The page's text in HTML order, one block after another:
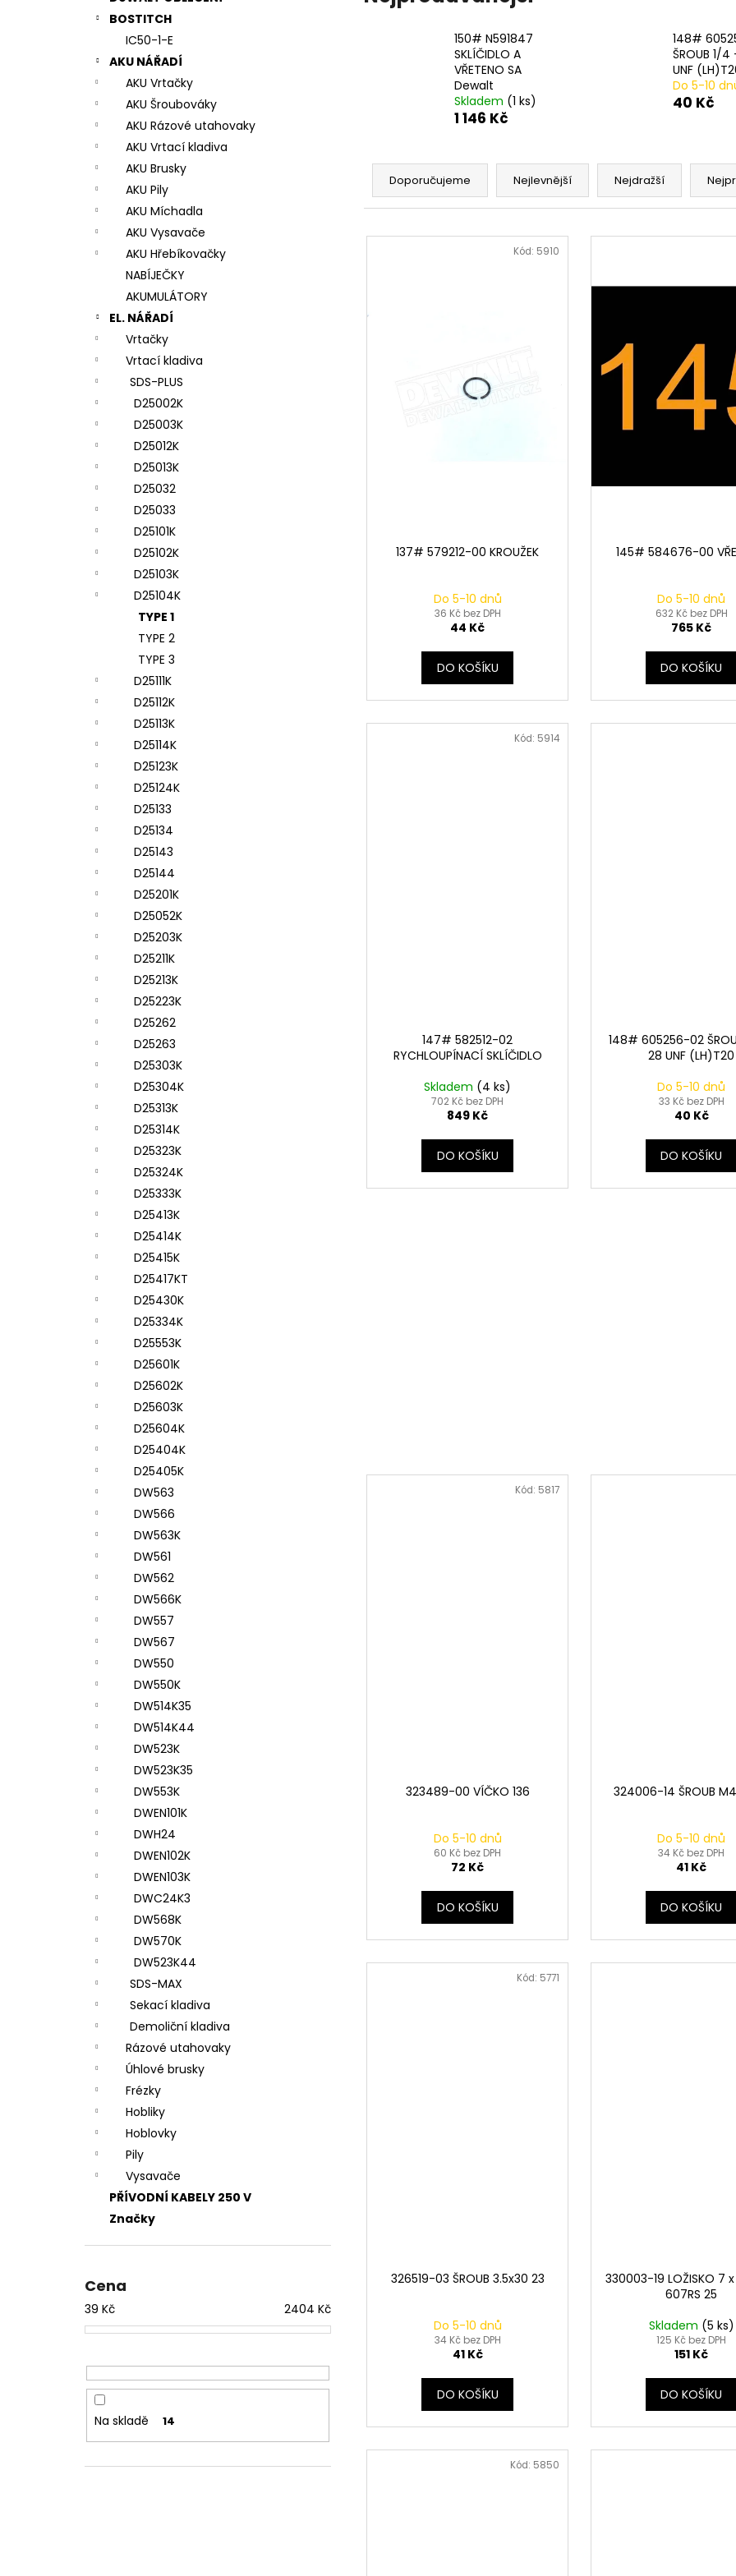
BOSTITCH
IC50-1-E
AKU NÁŘADÍ
AKU Vrtačky
AKU Šroubováky
AKU Rázové utahovaky
AKU Vrtací kladiva
AKU Brusky
AKU Pily
AKU Míchadla
AKU Vysavače
AKU Hřebíkovačky
NABÍJEČKY
AKUMULÁTORY
EL. NÁŘADÍ
Vrtačky
Vrtací kladiva
SDS-PLUS
D25002K
D25003K
D25012K
D25013K
D25032
D25033
D25101K
D25102K
D25103K
D25104K
TYPE 1
TYPE 2
TYPE 3
D25111K
D25112K
D25113K
D25114K
D25123K
D25124K
D25133
D25134
D25143
D25144
D25201K
D25052K
D25203K
D25211K
D25213K
D25223K
D25262
D25263
D25303K
D25304K
D25313K
D25314K
D25323K
D25324K
D25333K
D25413K
D25414K
D25415K
D25417KT
D25430K
D25334K
D25553K
D25601K
D25602K
D25603K
D25604K
D25404K
D25405K
DW563
DW566
DW563K
DW561
DW562
DW566K
DW557
DW567
DW550
DW550K
DW514K35
DW514K44
DW523K
DW523K35
DW553K
DWEN101K
DWH24
DWEN102K
DWEN103K
DWC24K3
DW568K
DW570K
DW523K44
SDS-MAX
Sekací kladiva
Demoliční kladiva
Rázové utahovaky
Úhlové brusky
Frézky
Hobliky
Hoblovky
Pily
Vysavače
PŘÍVODNÍ KABELY 250 V
Značky
Cena
39 Kč 2404 Kč
Na skladě 14
150# N591847
SKLÍČIDLO A
VŘETENO SA
Dewalt
Skladem (1 ks)
1 146 Kč
148#
ŠROUB 1/
UNF
Do 5-10
40 Kč
Ř
z
r
Doporučujeme Nejlevnější Nejdražší
V
s
137# 579212-00 KROUŽEK
Do 5-10 dnů
36 Kč bez DPH
44 Kč
DO KOŠÍKU
Kód: 5910
145# 584676-00
Do 5-10 dnů
632 Kč bez DPH
765 Kč
DO KOŠÍKU
147# 582512-02
RYCHLOUPÍNACÍ SKLÍČIDLO
Skladem (4 ks)
702 Kč bez DPH
849 Kč
DO KOŠÍKU
Kód: 5914
148# 605256-02
28 UNF (LH)T20
Do 5-10 dnů
33 Kč bez DPH
40 Kč
DO KOŠÍKU
323489-00 VÍČKO 136
Do 5-10 dnů
60 Kč bez DPH
72 Kč
DO KOŠÍKU
Kód: 5817
324006-14 ŠROUB
Do 5-10 dnů
34 Kč bez DPH
41 Kč
DO KOŠÍKU
326519-03 ŠROUB 3.5x30 23
Do 5-10 dnů
34 Kč bez DPH
41 Kč
DO KOŠÍKU
Kód: 5771
330003-19 LOŽISKO 7
607RS 25
Skladem (5 ks)
125 Kč bez DPH
151 Kč
DO KOŠÍKU
Kód: 5850
7# N196034 RYCHLOUPÍNACÍ SKLÍČIDLO
944 Kč
20# N233943 STLAČENÍ PRUŽINY 2 PER